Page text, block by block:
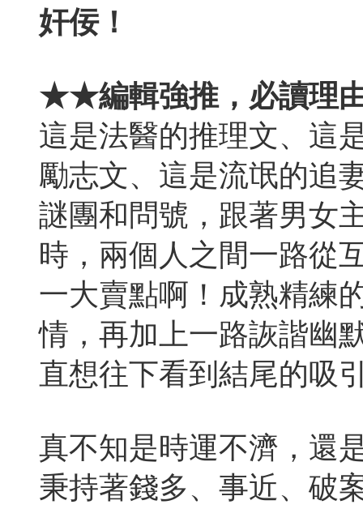
奸佞！
★★編輯強推，必讀
這是法醫的推理文、這
勵志文、這是流氓的
謎團和問號，跟著男女
時，兩個人之間一路從
一大賣點啊！成熟精練
情，再加上一路詼諧幽
直想往下看到結尾的吸
真不知是時運不濟，還
秉持著錢多、事近、破